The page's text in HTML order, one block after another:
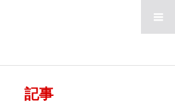
記事